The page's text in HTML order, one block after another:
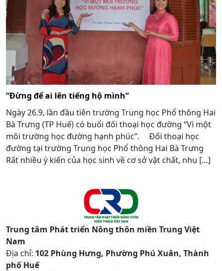
“Đừng để ai lên tiếng hộ mình”
Ngày 26.9, lần đầu tiên trường Trung học Phổ thông Hai
Bà Trưng (TP Huế) có buổi đối thoại học đường “Vì một
môi trường học đường hạnh phúc”. Đối thoại học
đường tại trường Trung học Phổ thông Hai Bà Trưng
Rất nhiều ý kiến của học sinh về cơ sở vật chất, nhu […]
Trung tâm Phát triển Nông thôn miền Trung Việt
Nam
Địa chỉ: 102 Phùng Hưng, Phường Phú Xuân, Thành
phố Huế